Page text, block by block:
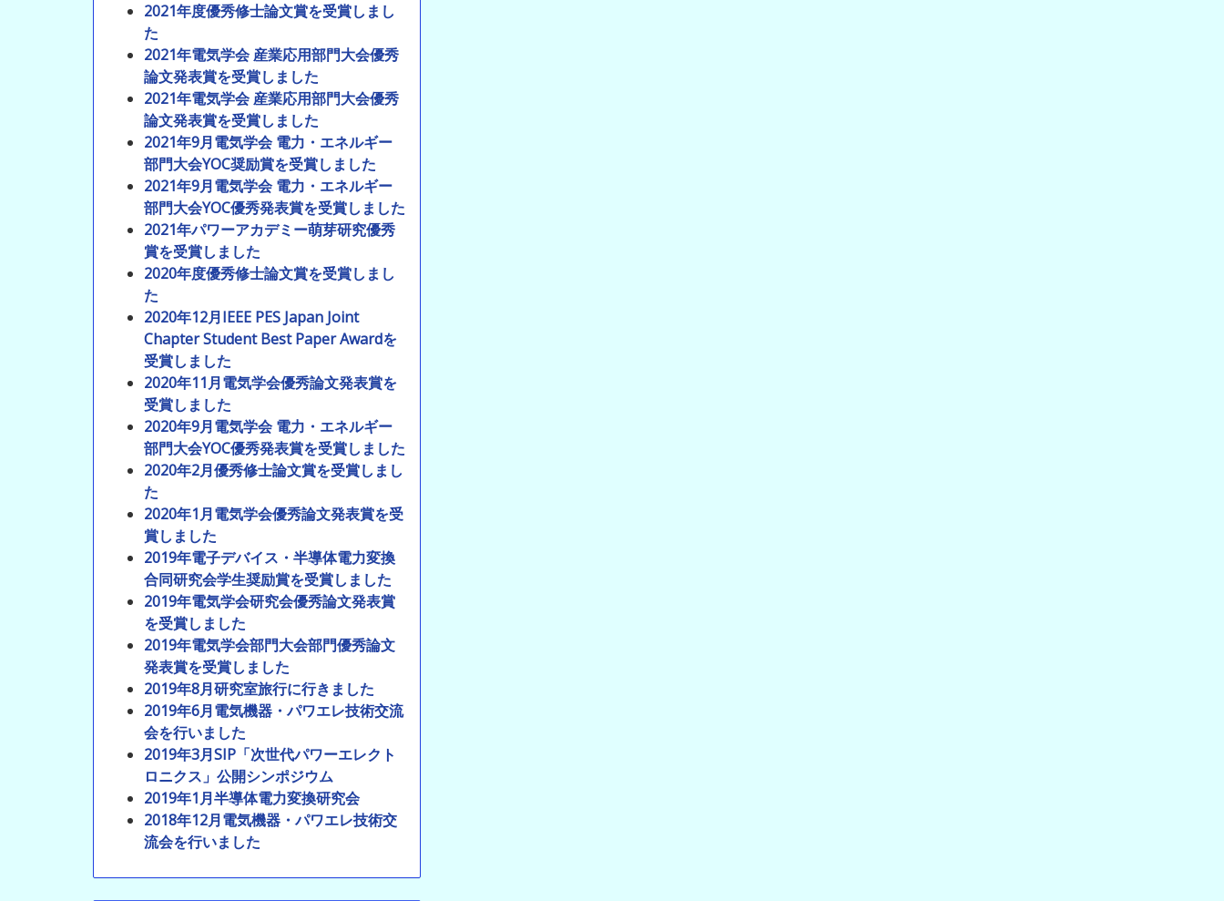
2021年度優秀修士論文賞を受賞しまし
た
2021年電気学会 産業応用部門大会優秀
論文発表賞を受賞しました
2021年電気学会 産業応用部門大会優秀
論文発表賞を受賞しました
2021年9月電気学会 電力・エネルギー
部門大会YOC奨励賞を受賞しました
2021年9月電気学会 電力・エネルギー
部門大会YOC優秀発表賞を受賞しました
2021年パワーアカデミー萌芽研究優秀
賞を受賞しました
2020年度優秀修士論文賞を受賞しまし
た
2020年12月IEEE PES Japan Joint
Chapter Student Best Paper Awardを
受賞しました
2020年11月電気学会優秀論文発表賞を
受賞しました
2020年9月電気学会 電力・エネルギー
部門大会YOC優秀発表賞を受賞しました
2020年2月優秀修士論文賞を受賞しまし
た
2020年1月電気学会優秀論文発表賞を受
賞しました
2019年電子デバイス・半導体電力変換
合同研究会学生奨励賞を受賞しました
2019年電気学会研究会優秀論文発表賞
を受賞しました
2019年電気学会部門大会部門優秀論文
発表賞を受賞しました
2019年8月研究室旅行に行きました
2019年6月電気機器・パワエレ技術交流
会を行いました
2019年3月SIP「次世代パワーエレクト
ロニクス」公開シンポジウム
2019年1月半導体電力変換研究会
2018年12月電気機器・パワエレ技術交
流会を行いました